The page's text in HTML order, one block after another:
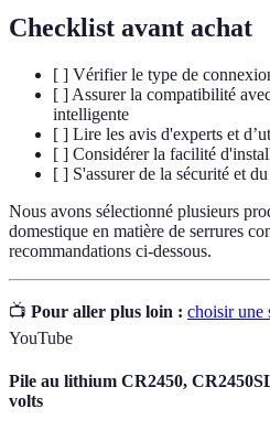
Checklist avant achat
[ ] Vérifier le type de
[ ] Assurer la compatibilité
intelligente
[ ] Lire les avis d'experts et
[ ] Considérer la facilité
[ ] S'assurer de la sécurité et
Nous avons sélectionné plusieurs
domestique en matière de serrures
recommandations ci-dessous.
📺 Pour aller plus loin : choisir une
YouTube
Pile au lithium CR2450,
volts